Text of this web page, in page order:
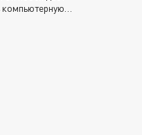
компьютерную